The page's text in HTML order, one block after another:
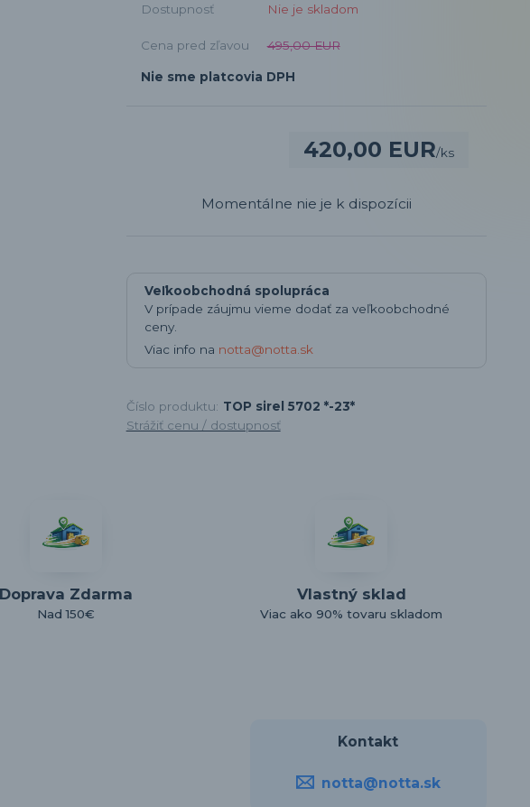
Dostupnosť Nie je skladom
Cena pred zľavou 495,00 EUR
Nie sme platcovia DPH
420,00 EUR/ks
Momentálne nie je k dispozícii
Veľkoobchodná spolupráca
V prípade záujmu vieme dodať za veľkoobchodné
ceny.
Viac info na notta@notta.sk
Číslo produktu: TOP sirel 5702 *-23*
Strážiť cenu / dostupnosť
Doprava Zdarma
Nad 150€
Vlastný sklad
Viac ako 90% tovaru skladom
Kontakt
notta@notta.sk